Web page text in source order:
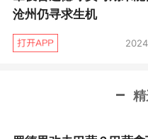
1月16日，肇俊哲
虎一代的恩师张引，
大家可能觉得有点惊
20岁，大羽（李金羽
沧州仍寻求生机